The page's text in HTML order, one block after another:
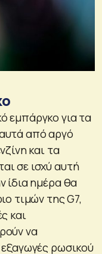
εμπάργκο για τα
από αργό
και τα
σε ισχύ αυτή
ίδια ημέρα θα
τιμών της G7,
και
να
εξαγωγές ρωσικού